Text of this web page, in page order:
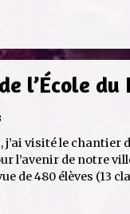
l’École du
j’ai visité le chantier
l’avenir de notre
de 480 élèves (13